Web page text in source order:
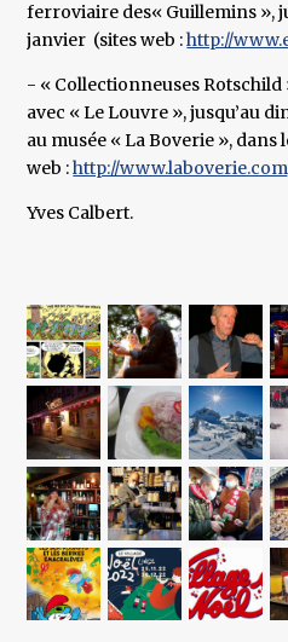
ferroviaire des« Guillemins »,
janvier (sites web :http://
- « Collectionneuses
avec « Le Louvre », jusqu’au
au musée « La Boverie », dans
web :http://www.laboverie.com
Yves Calbert.